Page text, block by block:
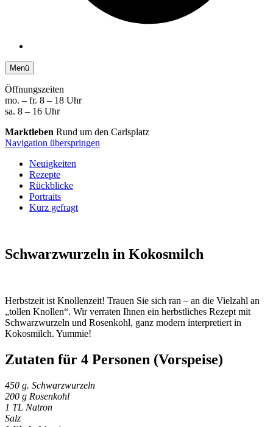
Menü
Öffnungszeiten
mo. – fr. 8 – 18 Uhr
sa. 8 – 16 Uhr
Marktleben Rund um den Carlsplatz
Navigation überspringen
Neuigkeiten
Rezepte
Rückblicke
Portraits
Kurz gefragt
Schwarzwurzeln in Kokosmilch
Herbst­zeit ist Knollen­zeit! Trauen Sie sich ran – an die Viel­zahl an
„tollen Knollen“. Wir verraten Ihnen ein herbst­liches Rezept mit
Schwarz­wurzeln und Rosen­kohl, ganz modern inter­pretiert in
Kokos­milch. Yummie!
Zutaten für 4 Personen (Vorspeise)
450 g. Schwarzwurzeln
200 g Rosenkohl
1 TL Natron
Salz